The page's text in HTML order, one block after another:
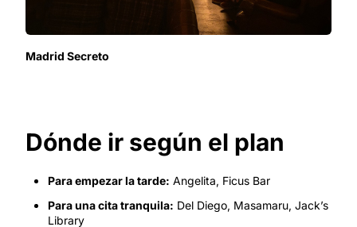
Madrid Secreto
Dónde ir según el plan
Para empezar la tarde: Angelita, Ficus Bar
Para una cita tranquila: Del Diego, Masamaru, Jack’s
Library